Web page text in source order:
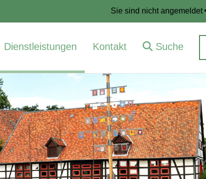
Sie sind nicht angemeldet
Dienstleistungen Kontakt Suche